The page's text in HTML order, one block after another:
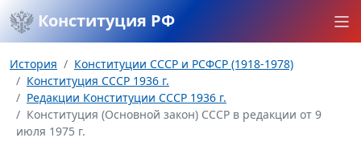
Конституция РФ
История
Конституции СССР и РСФСР (1918-1978)
Конституция СССР 1936 г.
Редакции Конституции СССР 1936 г.
Конституция (Основной закон) СССР в редакции от 9
июля 1975 г.